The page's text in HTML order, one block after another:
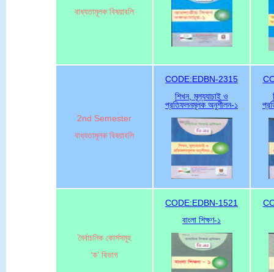
বাধ্যতামূলক বিষয়াবলি
2nd Semester
বাধ্যতামূলক বিষয়াবলি
CODE:EDBN-2315
শিখন, মূল্যযাচাই ও
প্রতিফলনমূলক অনুশীলন-১
নৈর্বাচনিক কোর্সসমূহ
‘ক’ বিভাগ
CODE:EDBN-1521
বাংলা শিক্ষণ-১